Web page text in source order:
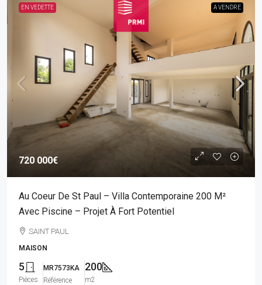
EN VEDETTE A VENDRE
720 000€
Au Coeur De St Paul – Villa Contemporaine 200 M²
Avec Piscine – Projet À Fort Potentiel
SAINT PAUL
MAISON
5
Pièces
MR7573KA
Référence
200
m2